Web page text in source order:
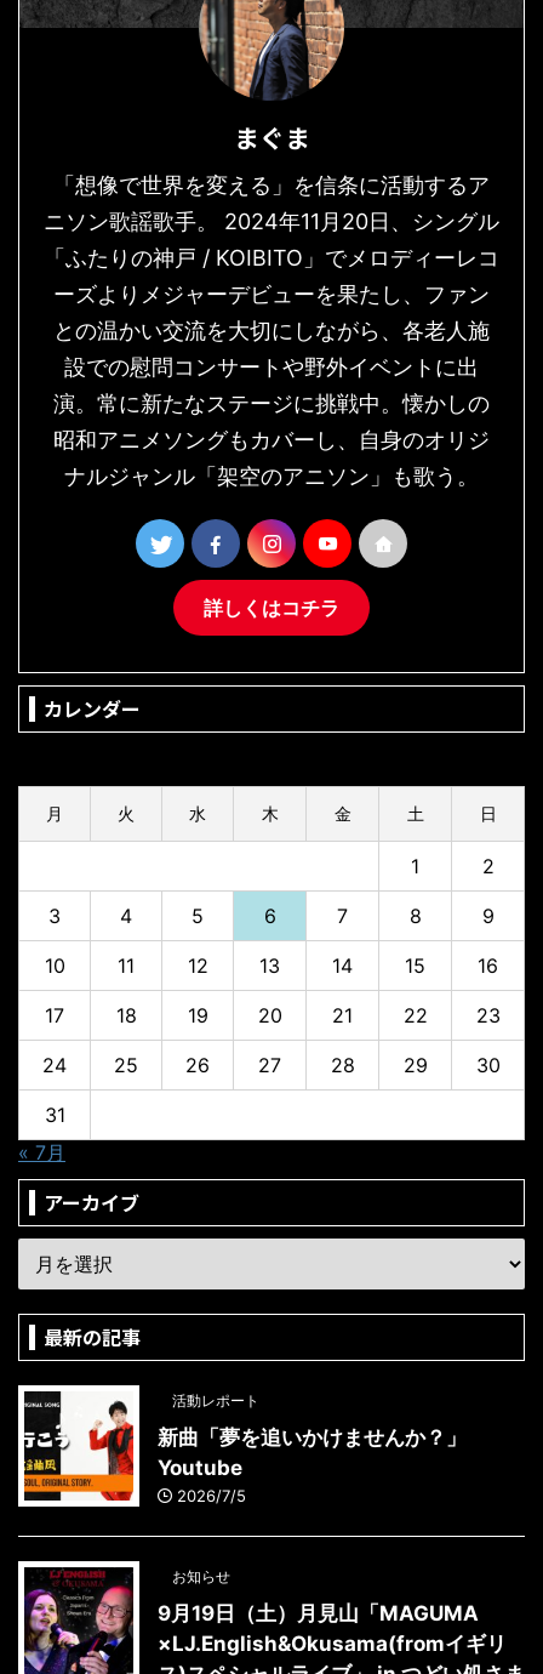
まぐま
「想像で世界を変える」を信条に活動するア
ニソン歌謡歌手。 2024年11月20日、シングル
「ふたりの神戸 / KOIBITO」でメロディーレコ
ーズよりメジャーデビューを果たし、ファン
との温かい交流を大切にしながら、各老人施
設での慰問コンサートや野外イベントに出
演。常に新たなステージに挑戦中。懐かしの
昭和アニメソングもカバーし、自身のオリジ
ナルジャンル「架空のアニソン」も歌う。
詳しくはコチラ
カレンダー
月 火 水 木 金 土 日
1 2
3 4 5 6 7 8 9
10 11 12 13 14 15 16
17 18 19 20 21 22 23
24 25 26 27 28 29 30
31
« 7月
アーカイブ
最新の記事
活動レポート
新曲「夢を追いかけませんか？」
Youtube
2026/7/5
お知らせ
9月19日（土）月見山「MAGUMA
×LJ.English&Okusama(fromイギリ